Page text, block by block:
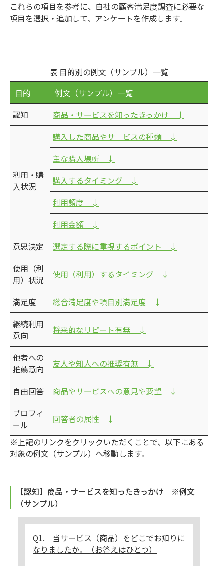
これらの項目を参考に、自社の顧客満足度調査に必要な
項目を選択・追加して、アンケートを作成します。
表 目的別の例文（サンプル）一覧
目的
例文（サンプル）一覧
認知
商品・サービスを知ったきっかけ ↓
利用・購
入状況
購入した商品やサービスの種類 ↓
主な購入場所 ↓
購入するタイミング ↓
利用頻度 ↓
利用金額 ↓
意思決定
選定する際に重視するポイント ↓
使用（利
用）状況
使用（利用）するタイミング ↓
満足度
総合満足度や項目別満足度 ↓
継続利用
意向
将来的なリピート有無 ↓
他者への
推薦意向
友人や知人への推奨有無 ↓
自由回答
商品やサービスへの意見や要望 ↓
プロフィ
ール
回答者の属性 ↓
※上記のリンクをクリックいただくことで、以下にある
対象の例文（サンプル）へ移動します。
【認知】商品・サービスを知ったきっかけ ※例文
（サンプル）
Q1. 当サービス（商品）をどこでお知りに
なりましたか。（お答えはひとつ）